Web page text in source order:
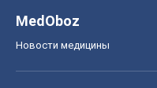
MedOboz
Новости медицины